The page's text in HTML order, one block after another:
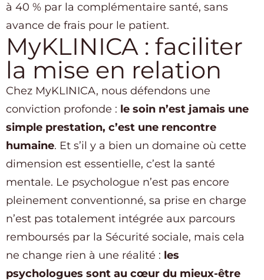
à 40 % par la complémentaire santé, sans
avance de frais pour le patient.
MyKLINICA : faciliter
la mise en relation
Chez MyKLINICA, nous défendons une
conviction profonde : le soin n’est jamais une
simple prestation, c’est une rencontre
humaine. Et s’il y a bien un domaine où cette
dimension est essentielle, c’est la santé
mentale. Le psychologue n’est pas encore
pleinement conventionné, sa prise en charge
n’est pas totalement intégrée aux parcours
remboursés par la Sécurité sociale, mais cela
ne change rien à une réalité : les
psychologues sont au cœur du mieux-être